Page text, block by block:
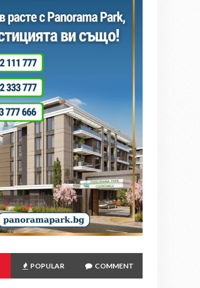
POPULAR COMMENT